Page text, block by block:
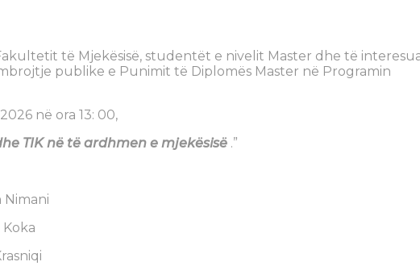
të Mjekësisë, studentët e nivelit Master dhe të
publike e Punimit të Diplomës Master në Programin
në ora 13: 00,
TIK në të ardhmen e mjekësisë .”
Nimani